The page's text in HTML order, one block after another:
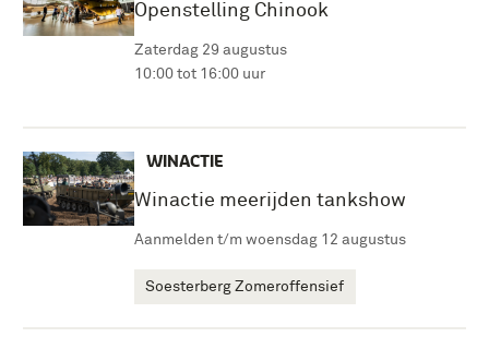
Openstelling Chinook
Zaterdag 29 augustus
10:00 tot 16:00 uur
WINACTIE
Winactie meerijden tankshow
Aanmelden t/m woensdag 12 augustus
Soesterberg Zomeroffensief